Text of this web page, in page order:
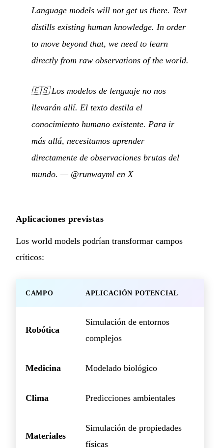
Language models will not get us there. Text
distills existing human knowledge. In order
to move beyond that, we need to learn
directly from raw observations of the world.
🇪🇸Los modelos de lenguaje no nos
llevarán allí. El texto destila el
conocimiento humano existente. Para ir
más allá, necesitamos aprender
directamente de observaciones brutas del
mundo. — @runwayml en X
Aplicaciones previstas
Los world models podrían transformar campos
críticos:
CAMPO APLICACIÓN POTENCIAL
Robótica
Simulación de entornos
complejos
Medicina Modelado biológico
Clima Predicciones ambientales
Materiales
Simulación de propiedades
físicas